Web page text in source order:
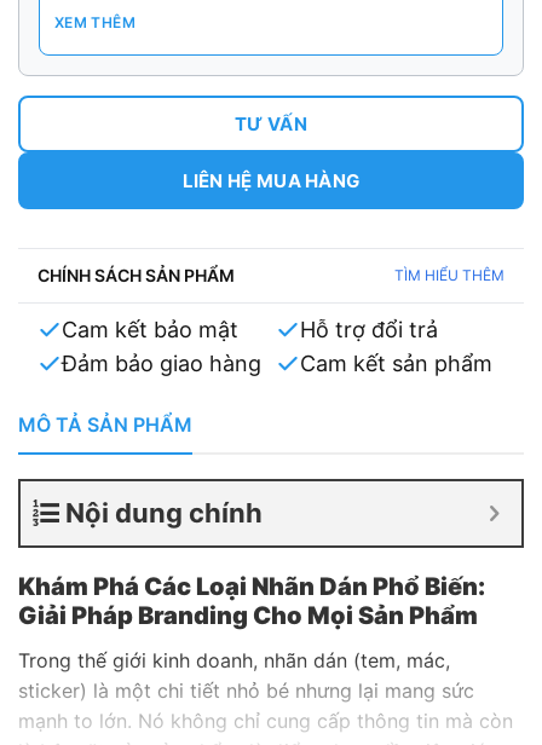
Công nghệ:
đảm bảo mỗi chiếc tag là một sản phẩm hoàn hảo.
XEM THÊM
TƯ VẤN
LIÊN HỆ MUA HÀNG
CHÍNH SÁCH SẢN PHẨM TÌM HIỂU THÊM
Cam kết bảo mật
Hỗ trợ đổi trả
Đảm bảo giao hàng
Cam kết sản phẩm
MÔ TẢ SẢN PHẨM
Nội dung chính
Khám Phá Các Loại Nhãn Dán Phổ Biến:
Giải Pháp Branding Cho Mọi Sản Phẩm
Trong thế giới kinh doanh, nhãn dán (tem, mác,
sticker) là một chi tiết nhỏ bé nhưng lại mang sức
mạnh to lớn. Nó không chỉ cung cấp thông tin mà còn